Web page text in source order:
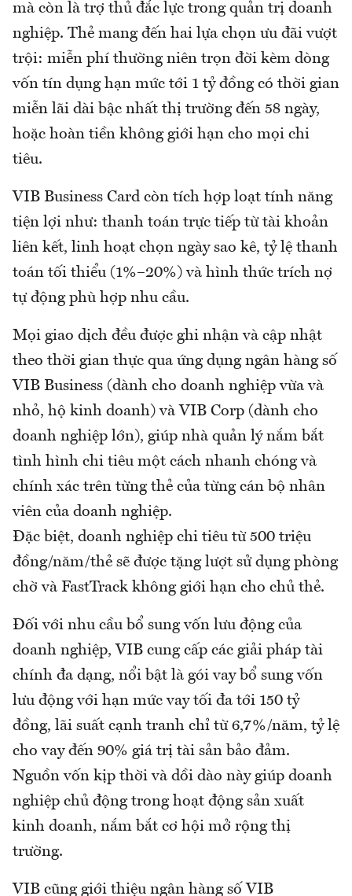
mà còn là trợ thủ đắc lực trong quản trị doanh
nghiệp. Thẻ mang đến hai lựa chọn ưu đãi vượt
trội: miễn phí thường niên trọn đời kèm dòng
vốn tín dụng hạn mức tới 1 tỷ đồng có thời gian
miễn lãi dài bậc nhất thị trường đến 58 ngày,
hoặc hoàn tiền không giới hạn cho mọi chi
tiêu.
VIB Business Card còn tích hợp loạt tính năng
tiện lợi như: thanh toán trực tiếp từ tài khoản
liên kết, linh hoạt chọn ngày sao kê, tỷ lệ thanh
toán tối thiểu (1%–20%) và hình thức trích nợ
tự động phù hợp nhu cầu.
Mọi giao dịch đều được ghi nhận và cập nhật
theo thời gian thực qua ứng dụng ngân hàng số
VIB Business (dành cho doanh nghiệp vừa và
nhỏ, hộ kinh doanh) và VIB Corp (dành cho
doanh nghiệp lớn), giúp nhà quản lý nắm bắt
tình hình chi tiêu một cách nhanh chóng và
chính xác trên từng thẻ của từng cán bộ nhân
viên của doanh nghiệp.
Đặc biệt, doanh nghiệp chi tiêu từ 500 triệu
đồng/năm/thẻ sẽ được tặng lượt sử dụng phòng
chờ và FastTrack không giới hạn cho chủ thẻ.
Đối với nhu cầu bổ sung vốn lưu động của
doanh nghiệp, VIB cung cấp các giải pháp tài
chính đa dạng, nổi bật là gói vay bổ sung vốn
lưu động với hạn mức vay tối đa tới 150 tỷ
đồng, lãi suất cạnh tranh chỉ từ 6,7%/năm, tỷ lệ
cho vay đến 90% giá trị tài sản bảo đảm.
Nguồn vốn kịp thời và dồi dào này giúp doanh
nghiệp chủ động trong hoạt động sản xuất
kinh doanh, nắm bắt cơ hội mở rộng thị
trường.
VIB cũng giới thiệu ngân hàng số VIB